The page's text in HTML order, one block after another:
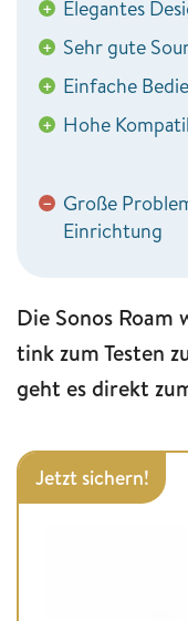
+ Elegantes
+ Sehr gute
+ Einfache
+ Hohe
− Große
Einrichtung
Die Sonos Roam
tink zum Testen
geht es direkt
Jetzt sichern!